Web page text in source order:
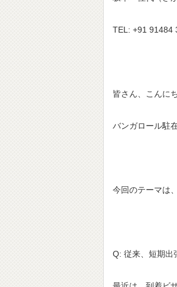
TEL: +91 91484
皆さん、こんにち
バンガロール駐
今回のテーマは
Q: 従来、短期出